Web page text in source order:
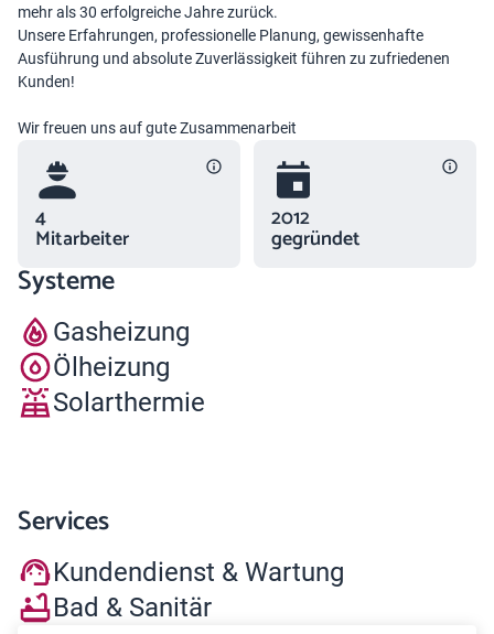
mehr als 30 erfolgreiche Jahre zurück.
Unsere Erfahrungen, professionelle Planung, gewissenhafte
Ausführung und absolute Zuverlässigkeit führen zu zufriedenen
Kunden!
Wir freuen uns auf gute Zusammenarbeit
4
Mitarbeiter
2012
gegründet
Systeme
Gasheizung
Ölheizung
Solarthermie
Services
Kundendienst & Wartung
Bad & Sanitär